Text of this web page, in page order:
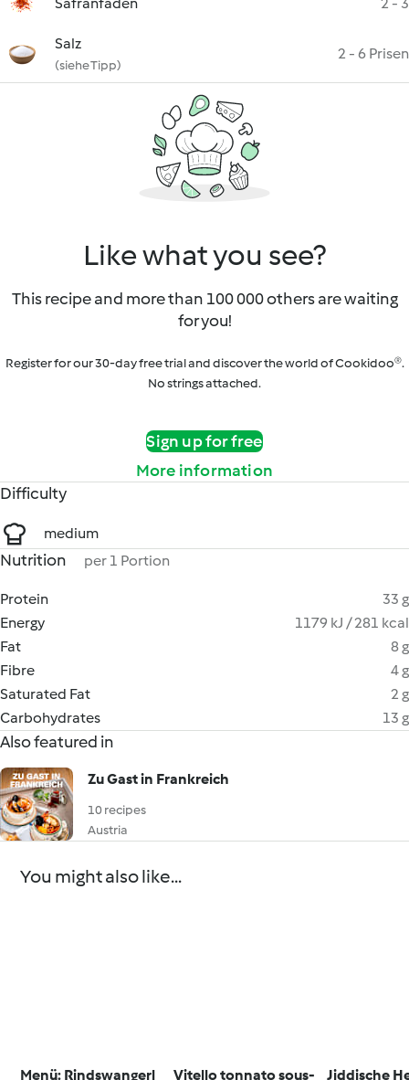
Salz
(siehe Tipp)
2 - 6 Prisen
Like what you see?
This recipe and more than 100 000 others are waiting
for you!
Register for our 30-day free trial and discover the world of Cookidoo®.
No strings attached.
Sign up for free
More information
Difficulty
medium
Nutrition per 1 Portion
Protein
33 g
Energy
1179 kJ / 281 kcal
Fat
8 g
Fibre
4 g
Saturated Fat
2 g
Carbohydrates
13 g
Also featured in
Zu Gast in Frankreich
10 recipes
Austria
You might also like...
Menü: Rindswangerl Vitello tonnato sous- Jiddische